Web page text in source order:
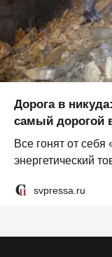
Дорога в
самый дорогой
Все гонят от
энергетический
svpressa.ru